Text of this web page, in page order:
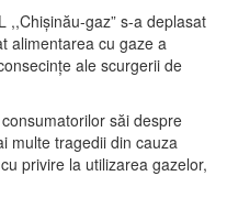
,,Chișinău-gaz” s-a deplasat
alimentarea cu gaze a
ale scurgerii de
săi despre
multe tragedii din cauza
privire la utilizarea gazelor,